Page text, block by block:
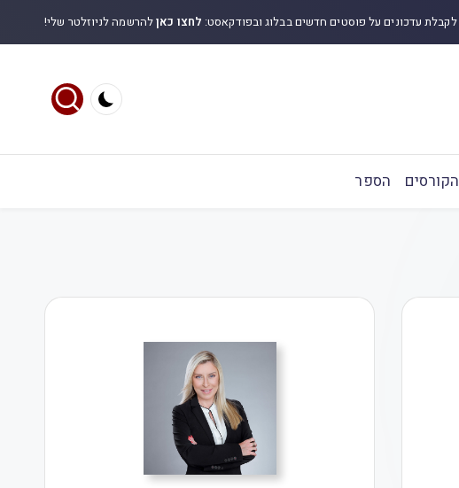
לקבלת עדכונים על פוסטים חדשים בבלוג ובפודקאסט: לחצו כאןלהרשמה לניוזלטר שלי!
הקורסים הספר